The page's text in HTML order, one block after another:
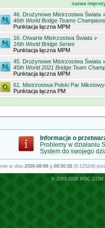
nazwa
46. Drużynowe Mistrzostwa Świata
46th World Bridge Teams
Punktacja łączna MPM
16. Otwarte Mistrzostwa Świata
16th World Bridge Series
Punktacja łączna MPM
45. Drużynowe Mistrzostwa Świata
45th World 2021 Bridge Team
Punktacja łączna MPM
61. Mistrzostwa Polski Par
Punktacja łączna PM
Informacje o
Problemy w działaniu
System do swojego
w dniu 2026-08-08g.08:50:38(0.1202/6)
© 2003-2026